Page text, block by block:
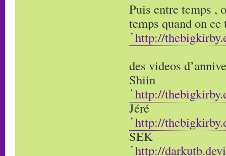
Puis entre temps ,
temps quand on
http://
des videos
Shiin
http://
Jéré
http://
SEK
http://